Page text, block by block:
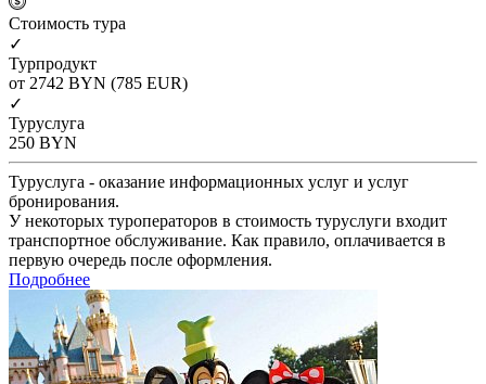
Cтоимость тура
✓
Турпродукт
от 2742 BYN (785 EUR)
✓
Туруслуга
250 BYN
Туруслуга - оказание информационных услуг и услуг
бронирования.
У некоторых туроператоров в стоимость туруслуги входит
транспортное обслуживание. Как правило, оплачивается в
первую очередь после оформления.
Подробнее